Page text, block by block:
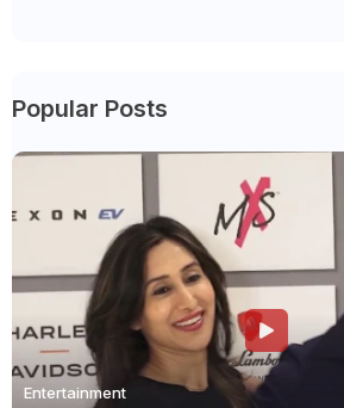
Popular Posts
Entertainment